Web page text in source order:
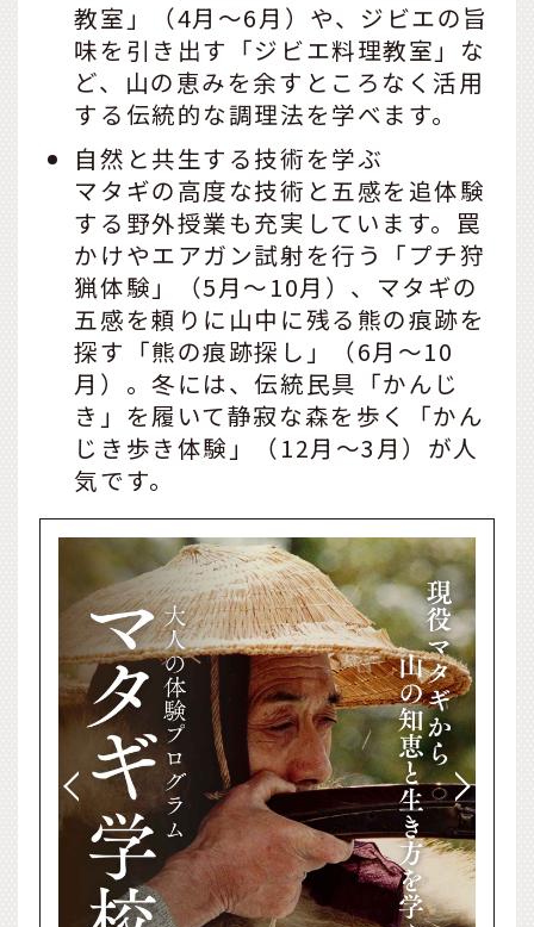
教室」（4月〜6月）や、ジビエの旨
味を引き出す「ジビエ料理教室」な
ど、山の恵みを余すところなく活用
する伝統的な調理法を学べます。
自然と共生する技術を学ぶ
マタギの高度な技術と五感を追体験
する野外授業も充実しています。罠
かけやエアガン試射を行う「プチ狩
猟体験」（5月〜10月）、マタギの
五感を頼りに山中に残る熊の痕跡を
探す「熊の痕跡探し」（6月〜10
月）。冬には、伝統民具「かんじ
き」を履いて静寂な森を歩く「かん
じき歩き体験」（12月〜3月）が人
気です。